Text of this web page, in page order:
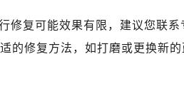
修复可能效果有限，建议您联
的修复方法，如打磨或更换新的